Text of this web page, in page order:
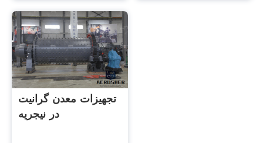
تجهیزات معدن گرانیت
در نیجریه